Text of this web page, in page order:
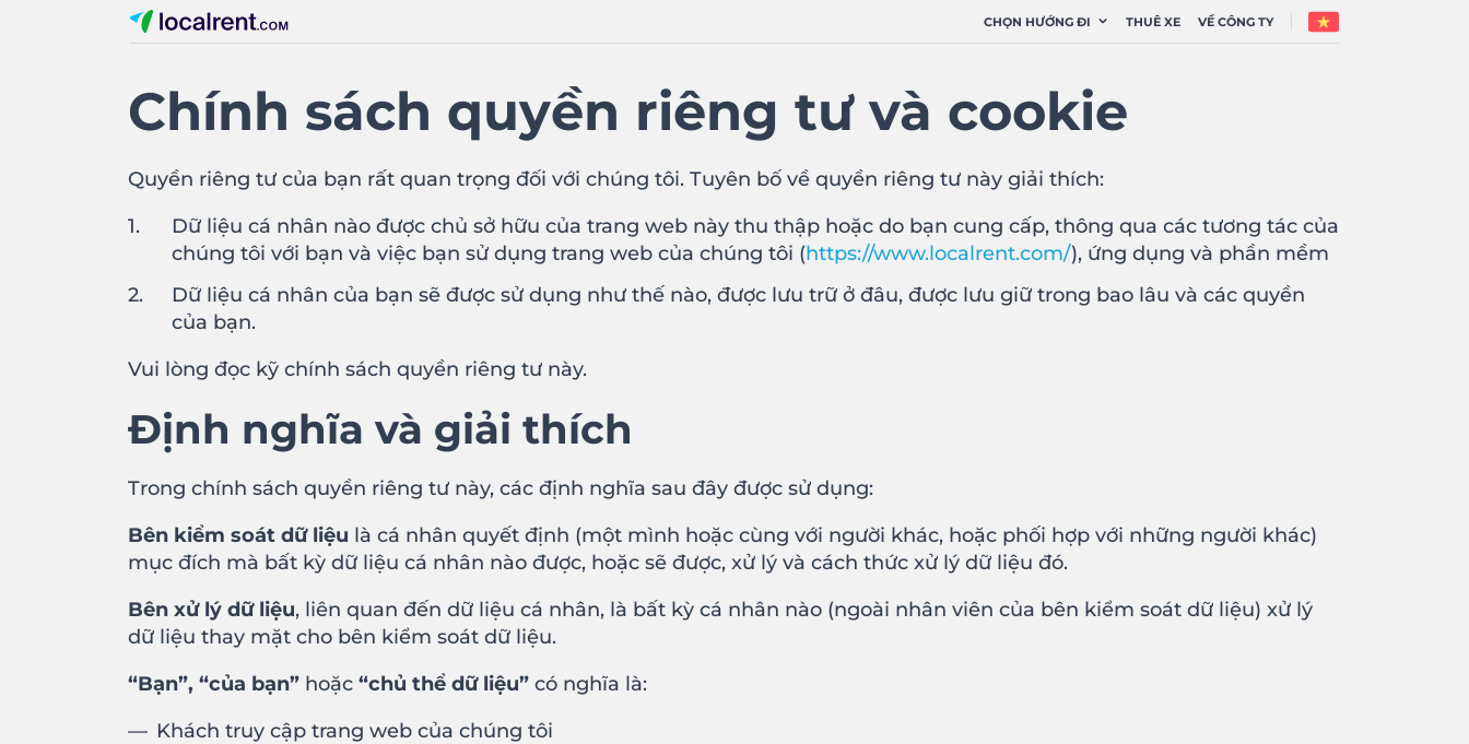
CHỌN HƯỚNG ĐI THUÊ XE VỀ CÔNG TY
Chính sách quyền riêng tư và cookie
Quyền riêng tư của bạn rất quan trọng đối với chúng tôi. Tuyên bố về quyền riêng tư này giải thích:
Dữ liệu cá nhân nào được chủ sở hữu của trang web này thu thập hoặc do bạn cung cấp, thông qua các tương tác của
chúng tôi với bạn và việc bạn sử dụng trang web của chúng tôi (https://www.localrent.com/), ứng dụng và phần mềm
Dữ liệu cá nhân của bạn sẽ được sử dụng như thế nào, được lưu trữ ở đâu, được lưu giữ trong bao lâu và các quyền
của bạn.
Vui lòng đọc kỹ chính sách quyền riêng tư này.
Định nghĩa và giải thích
Trong chính sách quyền riêng tư này, các định nghĩa sau đây được sử dụng:
Bên kiểm soát dữ liệu là cá nhân quyết định (một mình hoặc cùng với người khác, hoặc phối hợp với những người khác)
mục đích mà bất kỳ dữ liệu cá nhân nào được, hoặc sẽ được, xử lý và cách thức xử lý dữ liệu đó.
Bên xử lý dữ liệu, liên quan đến dữ liệu cá nhân, là bất kỳ cá nhân nào (ngoài nhân viên của bên kiểm soát dữ liệu) xử lý
dữ liệu thay mặt cho bên kiểm soát dữ liệu.
“Bạn”, “của bạn” hoặc “chủ thể dữ liệu” có nghĩa là:
Khách truy cập trang web của chúng tôi